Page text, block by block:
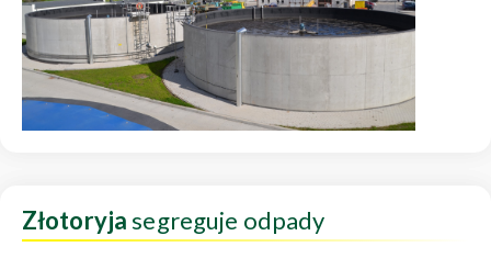
Złotoryjasegreguje odpady